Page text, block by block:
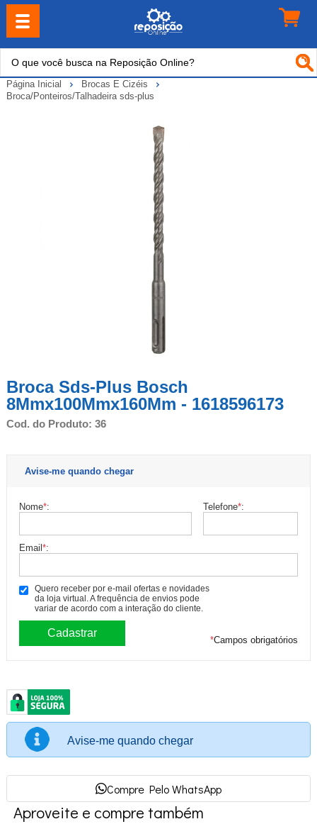
Página Inicial
Brocas E Cizéis
Broca/Ponteiros/Talhadeira sds-plus
Broca Sds-Plus Bosch
8Mmx100Mmx160Mm - 1618596173
Cod. do Produto: 36
Avise-me quando chegar
Nome*: Telefone*:
Email*:
Quero receber por e-mail ofertas e novidades
da loja virtual. A frequência de envios pode
variar de acordo com a interação do cliente.
*Campos obrigatórios
Avise-me quando chegar
Compre Pelo WhatsApp
Aproveite e compre também